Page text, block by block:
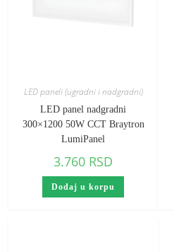
LED paneli (ugradni i nadgradni)
LED panel nadgradni
300×1200 50W CCT Braytron
LumiPanel
3.760 RSD
Dodaj u korpu